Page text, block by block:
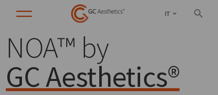
IT
NOA™ by
GC Aesthetics®